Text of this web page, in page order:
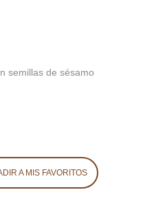
semillas de sésamo
A MIS FAVORITOS